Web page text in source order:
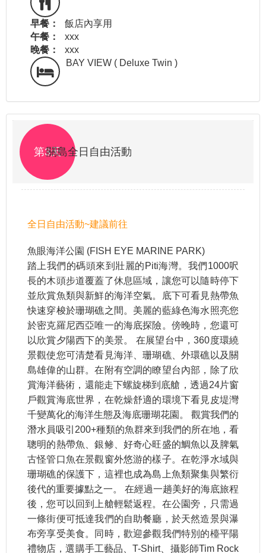
早餐：
飯店內享用
午餐：
xxx
晚餐：
xxx
BAY VIEW ( Deluxe Twin )
第3天
關島全日自由活動
全日自由活動~建議前往
魚眼海洋公園 (FISH EYE MARINE PARK)
踏上我們的碼頭來到壯麗的Piti海灣。我們1000呎
長的木頭步道覆蓋了休息區域，讓您可以隨時停下
並欣賞魚類與新鮮的海洋空氣。底下可看見熱帶魚
快速穿梭於珊瑚礁之間。美麗的藍綠色海水照亮您
於密克羅尼西亞唯一的海底探險。傍晚時，您還可
以欣賞夕陽西下的美景。 在展望台中，360度環繞
景觀使您可清楚看見海洋、珊瑚礁、外環礁以及關
島雄偉的山群。在附有空調的瞭望台內部，除了欣
賞海洋藝術，還能走下螺旋梯到底艙，透過24片窗
戶觀賞海底世界，在乾燥舒適的環境下看見皮堤灣
千變萬化的海洋生態及海底珊瑚花園。 觀賞我們的
潛水員吸引200+種類的魚群來到我們的所在地，看
聰明的熱帶魚、銀鲹、好奇心旺盛的鯛魚以及脾氣
古怪管口魚在景觀窗外悠游的樣子。在乾淨水域與
珊瑚礁的保護下，這裡也成為島上魚類聚集與繁衍
後代的重要據點之一。 在經過一趟美好的海底旅程
後，您可以回到上艙輕鬆返程。在公園旁，只需過
一條街便可抵達我們的自助餐廳，於天然造景與瀑
布旁享受美食。同時，歡迎參觀我們特別的檯平陽
禮物店，選購手工藝品、T-Shirt、攝影師Tim Rock